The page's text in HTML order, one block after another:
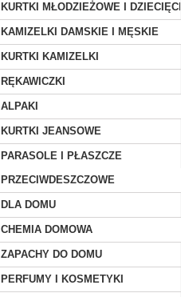
KURTKI MŁODZIEŻOWE I DZIECIĘCE
KAMIZELKI DAMSKIE I MĘSKIE
KURTKI KAMIZELKI
RĘKAWICZKI
ALPAKI
KURTKI JEANSOWE
PARASOLE I PŁASZCZE
PRZECIWDESZCZOWE
DLA DOMU
CHEMIA DOMOWA
ZAPACHY DO DOMU
PERFUMY I KOSMETYKI